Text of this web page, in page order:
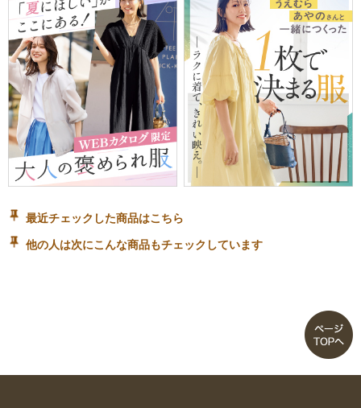
最近チェックした商品はこちら
他の人は次にこんな商品もチェックしています